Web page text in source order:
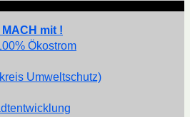
mit !
Ökostrom
Umweltschutz)